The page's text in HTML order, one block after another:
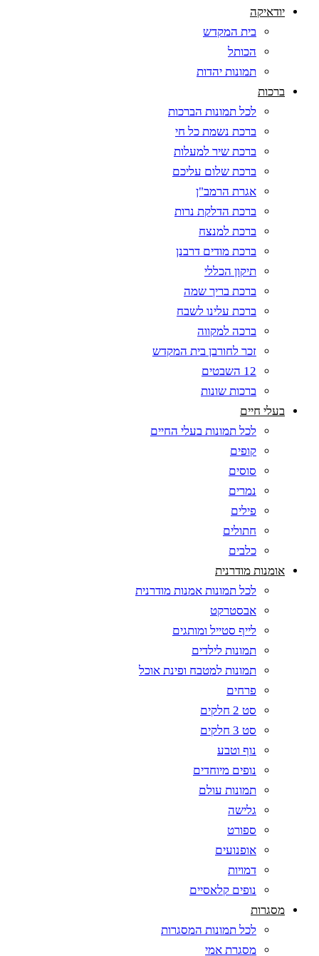
יודאיקה
בית המקדש
הכותל
תמונות יהדות
ברכות
לכל תמונות הברכות
ברכת נשמת כל חי
ברכת שיר למעלות
ברכת שלום עליכם
אגרת הרמב"ן
ברכת הדלקת נרות
ברכת למנצח
ברכת מודים דרבנן
תיקון הכללי
ברכת בריך שמה
ברכת עלינו לשבח
ברכה למקווה
זכר לחורבן בית המקדש
12 השבטים
ברכות שונות
בעלי חיים
לכל תמונות בעלי החיים
קופים
סוסים
נמרים
פילים
חתולים
כלבים
אומנות מודרנית
לכל תמונות אמנות מודרנית
אבסטרקט
לייף סטייל ומותגים
תמונות לילדים
תמונות למטבח ופינת אוכל
פרחים
סט 2 חלקים
סט 3 חלקים
נוף וטבע
נופים מיוחדים
תמונות עולם
גלישה
ספורט
אופנועים
דמויות
נופים קלאסיים
מסגרות
לכל תמונות המסגרות
מסגרת אמי